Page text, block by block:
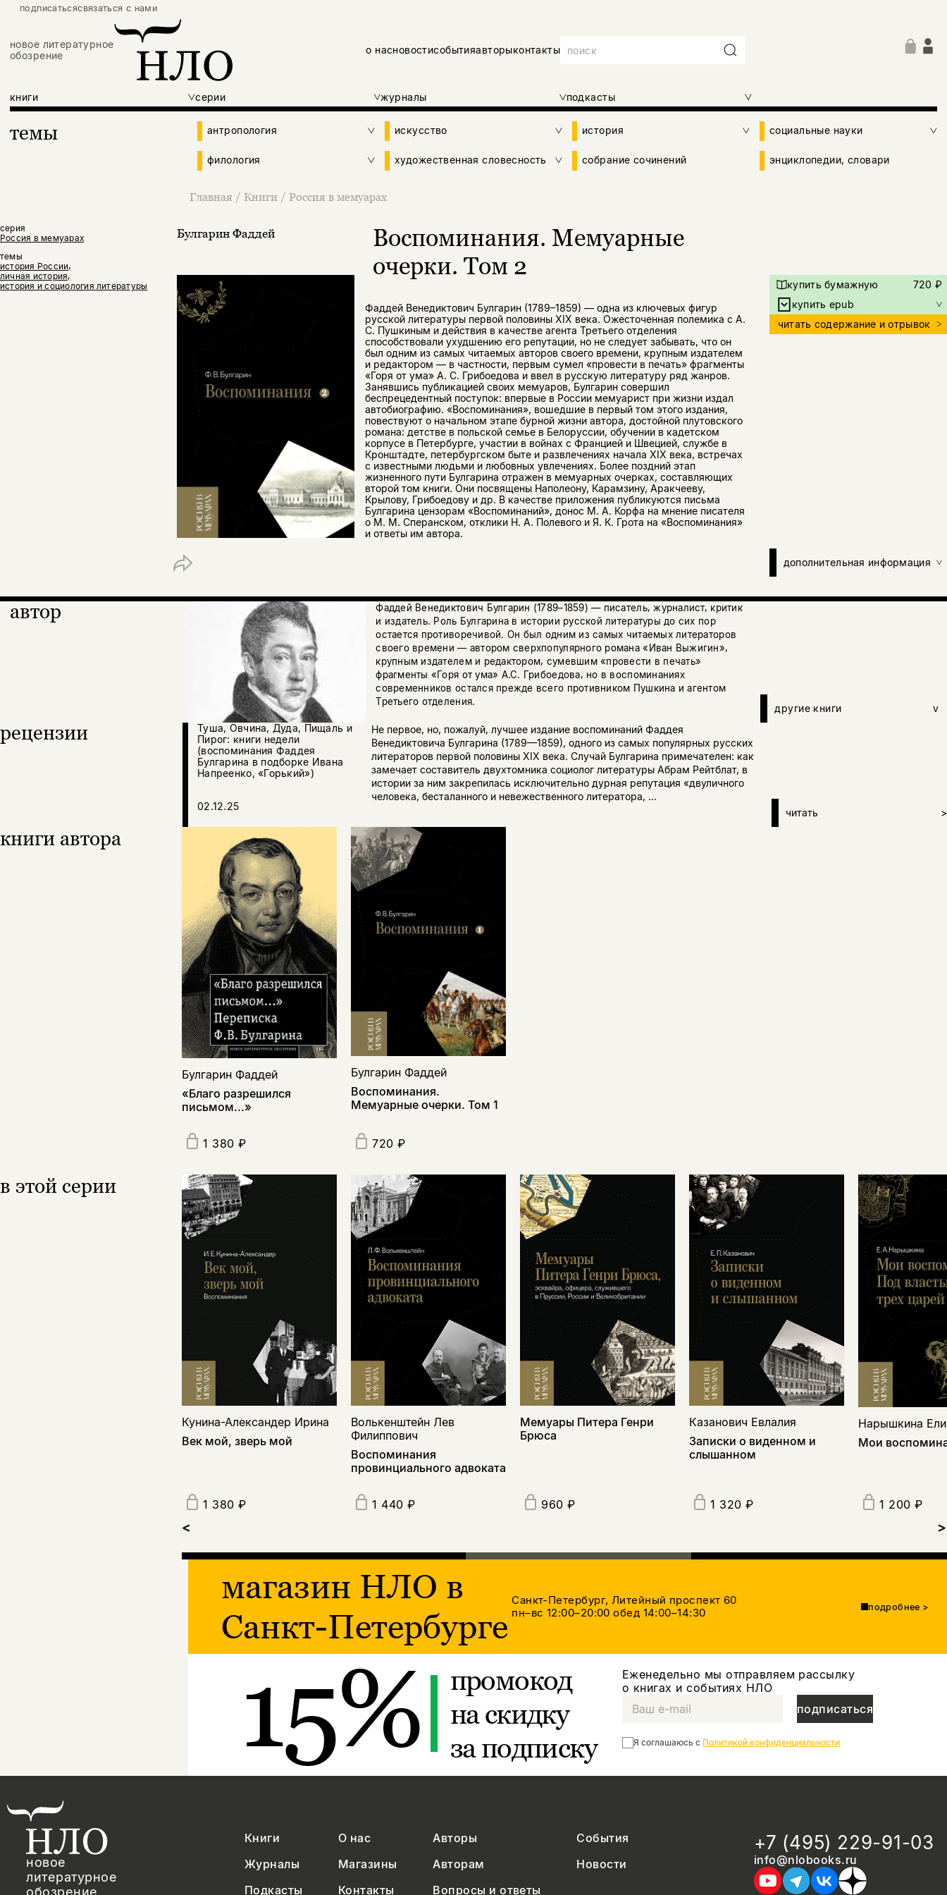
подписатьсясвязаться с нами
новое литературное
обозрение
о насновостисобытияавторыконтакты
книги серии журналы подкасты
темы антропология искусство история социальные науки
филология художественная словесность собрание сочинений энциклопедии, словари
Главная / Книги / Россия в мемуарах
серия
Россия в мемуарах
темы
история России,
личная история,
история и социология литературы
Булгарин Фаддей
Воспоминания. Мемуарные
очерки. Том 2
Фаддей Венедиктович Булгарин (1789–1859) — одна из ключевых фигур
русской литературы первой половины XIX века. Ожесточенная полемика с А.
С. Пушкиным и действия в качестве агента Третьего отделения
способствовали ухудшению его репутации, но не следует забывать, что он
был одним из самых читаемых авторов своего времени, крупным издателем
и редактором — в частности, первым сумел «провести в печать» фрагменты
«Горя от ума» А. С. Грибоедова и ввел в русскую литературу ряд жанров.
Занявшись публикацией своих мемуаров, Булгарин совершил
беспрецедентный поступок: впервые в России мемуарист при жизни издал
автобиографию. «Воспоминания», вошедшие в первый том этого издания,
повествуют о начальном этапе бурной жизни автора, достойной плутовского
романа: детстве в польской семье в Белоруссии, обучении в кадетском
корпусе в Петербурге, участии в войнах с Францией и Швецией, службе в
Кронштадте, петербургском быте и развлечениях начала XIX века, встречах
с известными людьми и любовных увлечениях. Более поздний этап
жизненного пути Булгарина отражен в мемуарных очерках, составляющих
второй том книги. Они посвящены Наполеону, Карамзину, Аракчееву,
Крылову, Грибоедову и др. В качестве приложения публикуются письма
Булгарина цензорам «Воспоминаний», донос М. А. Корфа на мнение писателя
о М. М. Сперанском, отклики Н. А. Полевого и Я. К. Грота на «Воспоминания»
и ответы им автора.
купить бумажную
720 ₽
купить epub
читать содержание и отрывок
дополнительная информация
автор
Фаддей Венедиктович Булгарин (1789–1859) — писатель, журналист, критик
и издатель. Роль Булгарина в истории русской литературы до сих пор
остается противоречивой. Он был одним из самых читаемых литераторов
своего времени — автором сверхпопулярного романа «Иван Выжигин»,
крупным издателем и редактором, сумевшим «провести в печать»
фрагменты «Горя от ума» А.С. Грибоедова, но в воспоминаниях
современников остался прежде всего противником Пушкина и агентом
Третьего отделения.
другие книги v
рецензии
Туша, Овчина, Дуда, Пищаль и
Пирог: книги недели
(воспоминания Фаддея
Булгарина в подборке Ивана
Напреенко, «Горький»)
02.12.25
Не первое, но, пожалуй, лучшее издание воспоминаний Фаддея
Венедиктовича Булгарина (1789—1859), одного из самых популярных русских
литераторов первой половины XIX века. Случай Булгарина примечателен: как
замечает составитель двухтомника социолог литературы Абрам Рейтблат, в
истории за ним закрепилась исключительно дурная репутация «двуличного
человека, бесталанного и невежественного литератора, ...
читать
>
книги автора
Булгарин Фаддей
«Благо разрешился
письмом...»
1 380 ₽
Булгарин Фаддей
Воспоминания.
Мемуарные очерки. Том 1
720 ₽
в этой серии
Кунина-Александер Ирина
Век мой, зверь мой
1 380 ₽
Волькенштейн Лев
Филиппович
Воспоминания
провинциального адвоката
1 440 ₽
Мемуары Питера Генри
Брюса
960 ₽
Казанович Евлалия
Записки о виденном и
слышанном
1 320 ₽
Нарышкина
Мои
1 200 ₽
< >
магазин НЛО в
Санкт-Петербурге
Санкт-Петербург, Литейный проспект 60
пн–вс 12:00–20:00обед 14:00–14:30 подробнее >
15%
промокод
на скидку
за подписку
Еженедельно мы отправляем рассылку
о книгах и событиях НЛО
подписаться
Я соглашаюсь с Политикой конфиденциальности
новое
литературное
обозрение
Книги О нас Авторы
События
Журналы
Магазины Авторам
Новости
Подкасты
Контакты Вопросы и ответы
+7 (495) 229-91-03
info@nlobooks.ru